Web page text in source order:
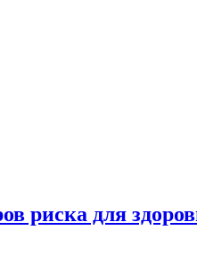
риска для